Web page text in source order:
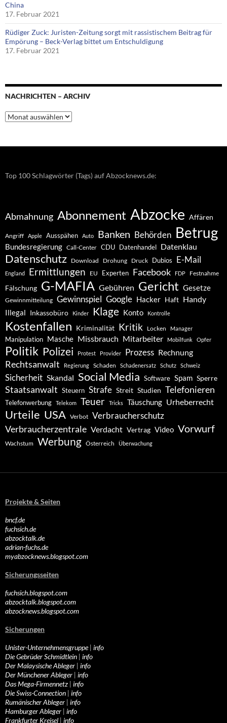
China
17. Februar 2021
Rüdiger Zuck: Juristen-Zeitung sorgt mit rassistischem Beitrag für
Empörung – Beck-Verlag bittet um Entschuldigung
17. Februar 2021
NACHRICHTEN – ARCHIV
Nachrichten
–
Top 100 Schlagwörter (Tags) auf Abzocknews.de:
Abmahnung Abonnement Abzocke Affären
Angriff Apple Ausspähen Auto Banken Behörden Betrug
Bundesregierung Call-Center CDU Datenhandel Datenklau
Datenschutz Download Drohung Druck Dubios E-Mail
England Ermittlungen EU Experten Facebook FDP Festnahme
Fälschung G-MAFIA Gebühren Gericht Gesetze
Gewinnmitteilung Gewinnspiel Google Hacker Haft Handy
Illegal Inkassobüro Kinder Klage Konto Kontrolle
Kostenfallen Kriminalität Kritik Locken Manager
Manipulation Masche Missbrauch Mitarbeiter Mobilfunk Opfer
Politik Polizei Protest Provider Prozess Rechnung
Rechtsanwalt Regierung Schaden Schadenersatz Schutz Schweiz
Sicherheit Skandal Social Media Software Spam Sperre
Staatsanwalt Steuern Strafe Streit Studien Telefonieren
Telefonwerbung Telekom Teuer Tricks Täuschung Urheberrecht
Urteile USA Verbot Verbraucherschutz
Verbraucherzentrale Verdacht Vertrag Video Vorwurf
Wachstum Werbung Österreich Überwachung
Projekte & Seiten
bncf.de
fuchsich.de
abzocktalk.de
adrian-fuchs.de
myabzocknews.blogspot.com
Sicherungsseiten
fuchsich.blogspot.com
abzocktalk.blogspot.com
abzocknews.blogspot.com
Sicherungen
Unister-Unternehmensgruppe| info
Die Gebrüder Schmidtlein | info
Der Malaysische Ableger | info
Der Münchener Ableger | info
Das Mega-Firmennetz | info
Die Swiss-Connection | info
Rumänischer Ableger | info
Hamburger Ableger | info
Frankfurter Kreisel | info